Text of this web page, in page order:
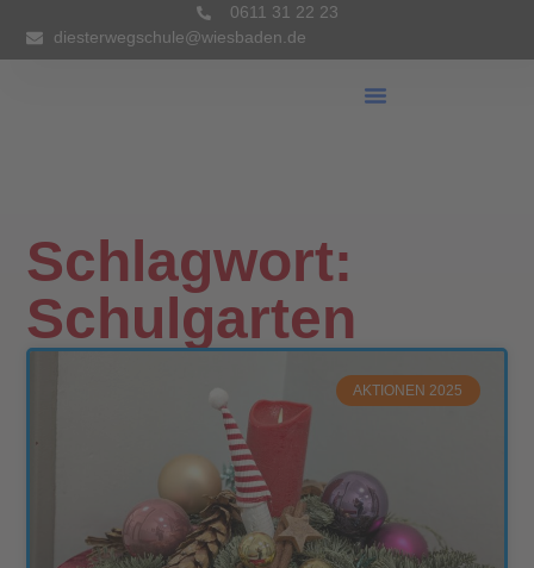
0611 31 22 23
diesterwegschule@wiesbaden.de
Schlagwort:
Schulgarten
AKTIONEN 2025